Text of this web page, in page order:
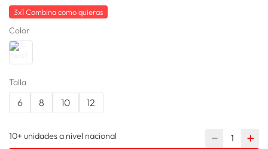
8. terrex
9.
10.
3x1 Combina como quieras
Color
Talla
6 8 10 12
10+ unidades a nivel nacional ＋
－